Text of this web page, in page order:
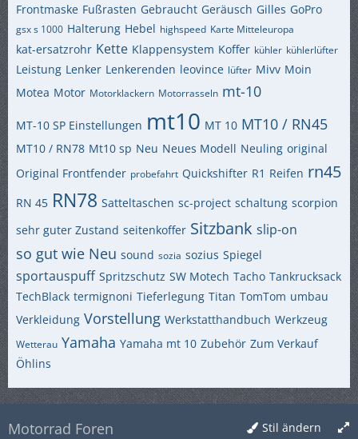
Frontmaske Fußrasten Gebraucht Geräusch Gilles GoPro
gsx s 1000 Halterung Hebel highspeed Karte Mitteleuropa
kat-ersatzrohr Kette Klappensystem Koffer kühler kühlerlüfter
Leistung Lenker Lenkerenden leovince lüfter Mivv Moin
Motea Motor Motorklackern Motorrasseln mt-10
MT-10 SP Einstellungen mt10 MT 10 MT10 / RN45
MT10 / RN78 Mt10 sp Neu Neues Modell Neuling original
Original Frontfender probefahrt Quickshifter R1 Reifen rn45
RN 45 RN78 Satteltaschen sc-project schaltung scorpion
sehr guter Zustand seitenkoffer Sitzbank slip-on
so gut wie Neu sound sozia sozius Spiegel
sportauspuff Spritzschutz SW Motech Tacho Tankrucksack
TechBlack termignoni Tieferlegung Titan TomTom umbau
Verkleidung Vorstellung Werkstatthandbuch Werkzeug
Wetterau Yamaha Yamaha mt 10 Zubehör Zum Verkauf
Öhlins
Stil ändern
Motorrad Foren